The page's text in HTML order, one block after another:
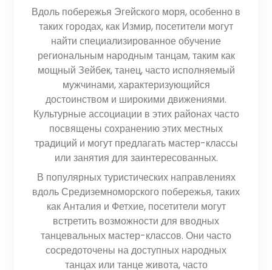
Вдоль побережья Эгейского моря, особенно в
таких городах, как Измир, посетители могут
найти специализированное обучение
региональным народным танцам, таким как
мощный Зейбек, танец, часто исполняемый
мужчинами, характеризующийся
достоинством и широкими движениями.
Культурные ассоциации в этих районах часто
посвящены сохранению этих местных
традиций и могут предлагать мастер-классы
или занятия для заинтересованных.
В популярных туристических направлениях
вдоль Средиземноморского побережья, таких
как Анталия и Фетхие, посетители могут
встретить возможности для вводных
танцевальных мастер-классов. Они часто
сосредоточены на доступных народных
танцах или танце живота, часто